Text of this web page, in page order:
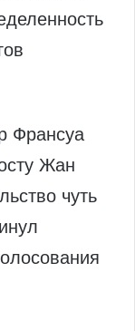
Франсуа
Жан
чуть